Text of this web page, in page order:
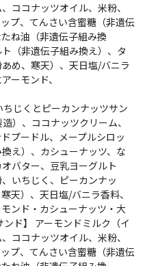
ココナッツオイル、米粉、
プ、てんさい含蜜糖（非遺伝
ね油（非遺伝子組み換
（非遺伝子組み換え）、タ
め、寒天）、天日塩/バニラ
ーモンド、
じくとピーカンナッツサン
）、ココナッツクリーム、
プードル、メープルシロッ
え）、カシューナッツ、な
バター、豆乳ヨーグルト
いちじく、ピーカンナッ
天）、天日塩/バニラ香料、
ンド・カシューナッツ・大
ド】 アーモンドミルク（イ
ココナッツオイル、米粉、
プ、てんさい含蜜糖（非遺伝